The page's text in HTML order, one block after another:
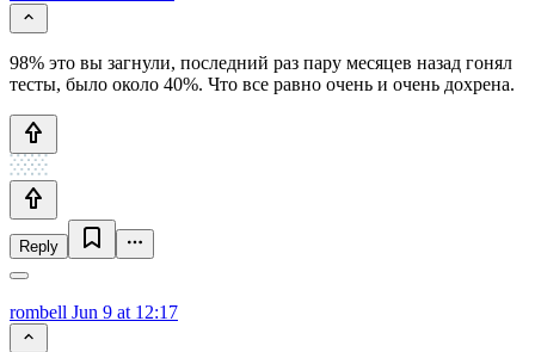
98% это вы загнули, последний раз пару месяцев назад гонял
тесты, было около 40%. Что все равно очень и очень дохрена.
Reply
rombell Jun 9 at 12:17